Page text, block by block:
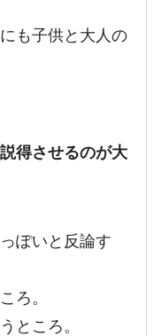
も子供と大人の
得させるのが大
ぽいと反論す
ろ。
ところ。